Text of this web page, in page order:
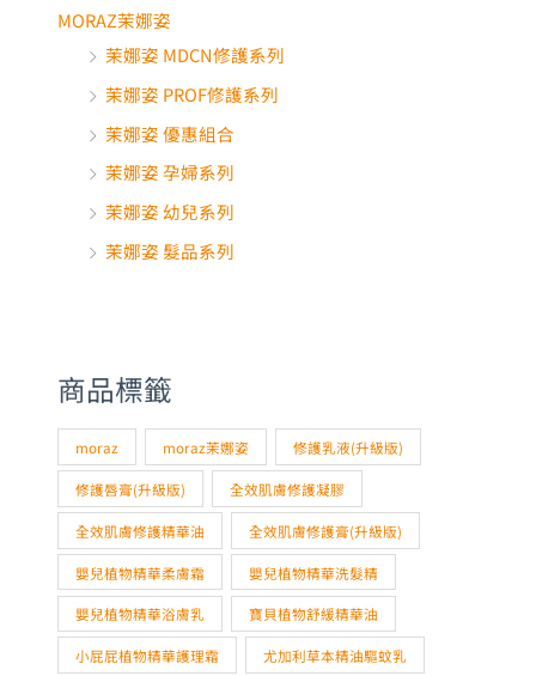
MORAZ茉娜姿
茉娜姿 MDCN修護系列
茉娜姿 PROF修護系列
茉娜姿 優惠組合
茉娜姿 孕婦系列
茉娜姿 幼兒系列
茉娜姿 髮品系列
商品標籤
moraz moraz茉娜姿 修護乳液(升級版)
修護唇膏(升級版) 全效肌膚修護凝膠
全效肌膚修護精華油 全效肌膚修護膏(升級版)
嬰兒植物精華柔膚霜 嬰兒植物精華洗髮精
嬰兒植物精華浴膚乳 寶貝植物舒緩精華油
小屁屁植物精華護理霜 尤加利草本精油驅蚊乳